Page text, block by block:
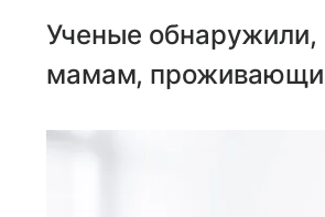
Ученые обнаружили,
мамам,